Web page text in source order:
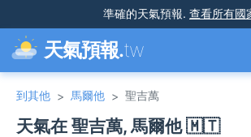
準確的天氣預報. 查看所有國
天氣預報.tw
到其他 > 馬爾他 > 聖吉萬
天氣在 聖吉萬, 馬爾他 🇲🇹